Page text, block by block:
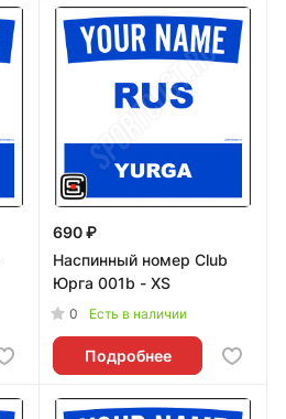
690 ₽
Наспинный номер Club
Юрга 001b - XS
0 Есть в наличии
Подробнее